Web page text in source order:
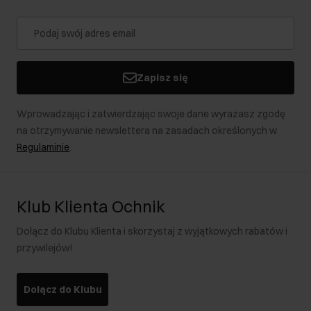
Zapisz się
Wprowadzając i zatwierdzając swoje dane wyrażasz zgodę
na otrzymywanie newslettera na zasadach określonych w
Regulaminie.
Klub Klienta Ochnik
Dołącz do Klubu Klienta i skorzystaj z wyjątkowych rabatów i
przywilejów!
Dołącz do Klubu